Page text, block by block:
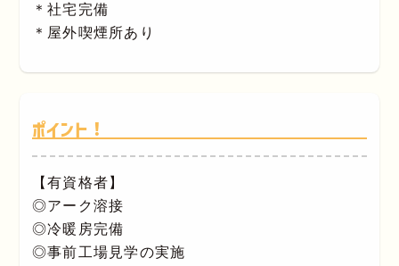
＊社宅完備
＊屋外喫煙所あり
ポイント！
【有資格者】
◎アーク溶接
◎冷暖房完備
◎事前工場見学の実施